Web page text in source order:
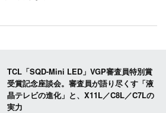
TCL「SQD-Mini LED」VGP審査員特別賞
受賞記念座談会。審査員が語り尽くす「液
晶テレビの進化」と、X11L／C8L／C7Lの
実力